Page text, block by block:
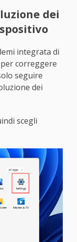
dei
integrata di
correggere
seguire
dei
scegli